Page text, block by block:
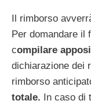
Il rimborso
Per domandare il
compilare
dichiarazione dei
rimborso
totale. In caso di